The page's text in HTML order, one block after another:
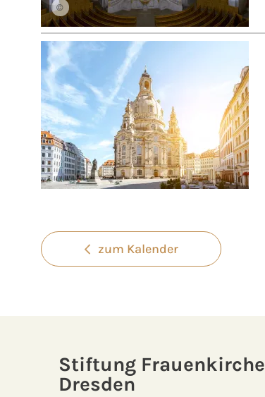
©
zum Kalender
Stiftung Frauenkirche
Dresden